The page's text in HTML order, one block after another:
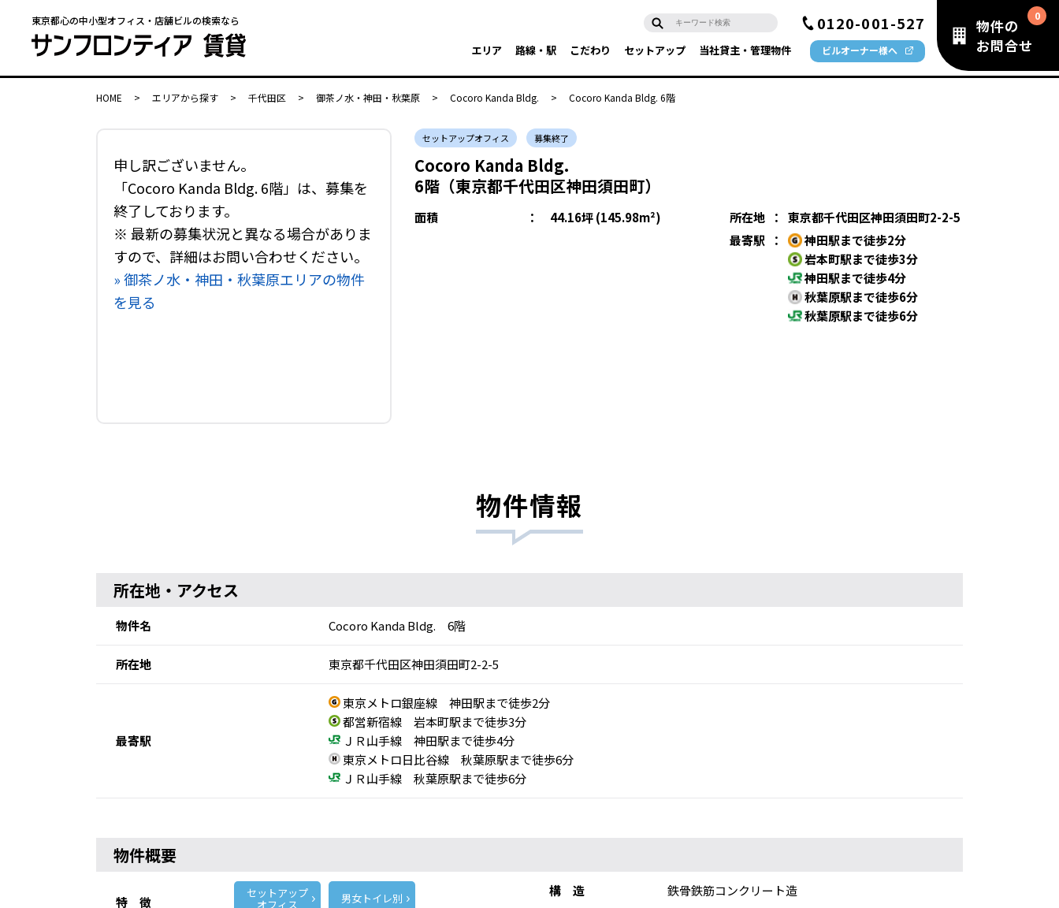
東京都心の中小型オフィス・店舗ビルの検索なら 0120-001-527
エリア 路線・駅 こだわり セットアップ 当社貸主・管理物件 ビルオーナー様へ
物件の
お問合せ
HOME > エリアから探す > 千代田区 > 御茶ノ水・神田・秋葉原 > Cocoro Kanda Bldg. > Cocoro Kanda Bldg. 6階
申し訳ございません。
「Cocoro Kanda Bldg. 6階」は、募集を
終了しております。
※ 最新の募集状況と異なる場合がありま
すので、詳細はお問い合わせください。
» 御茶ノ水・神田・秋葉原エリアの物件
を見る
セットアップオフィス 募集終了
Cocoro Kanda Bldg.
6階（東京都千代田区神田須田町）
面積 ： 44.16坪 (145.98m²) 所在地 ：
東京都千代田区神田須田町2-2-5
最寄駅
：
神田駅まで徒歩2分
岩本町駅まで徒歩3分
神田駅まで徒歩4分
秋葉原駅まで徒歩6分
秋葉原駅まで徒歩6分
物件情報
所在地・アクセス
物件名 Cocoro Kanda Bldg. 6階
所在地 東京都千代田区神田須田町2-2-5
最寄駅
東京メトロ銀座線 神田駅まで徒歩2分
都営新宿線 岩本町駅まで徒歩3分
ＪＲ山手線 神田駅まで徒歩4分
東京メトロ日比谷線 秋葉原駅まで徒歩6分
ＪＲ山手線 秋葉原駅まで徒歩6分
物件概要
特 徴
セットアップ
オフィス 男女トイレ別 構 造 鉄骨鉄筋コンクリート造